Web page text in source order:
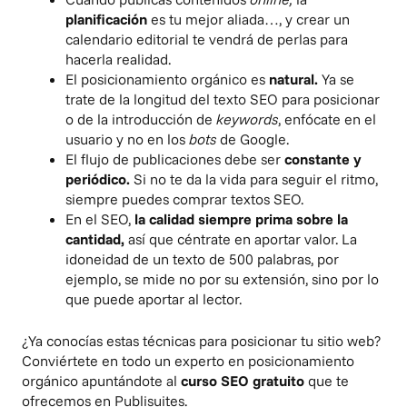
planificación es tu mejor aliada…, y crear un
calendario editorial te vendrá de perlas para
hacerla realidad.
El posicionamiento orgánico es natural. Ya se
trate de la longitud del texto SEO para posicionar
o de la introducción de keywords, enfócate en el
usuario y no en los bots de Google.
El flujo de publicaciones debe ser constante y
periódico. Si no te da la vida para seguir el ritmo,
siempre puedes comprar textos SEO.
En el SEO, la calidad siempre prima sobre la
cantidad, así que céntrate en aportar valor. La
idoneidad de un texto de 500 palabras, por
ejemplo, se mide no por su extensión, sino por lo
que puede aportar al lector.
¿Ya conocías estas técnicas para posicionar tu sitio web?
Conviértete en todo un experto en posicionamiento
orgánico apuntándote al curso SEO gratuito que te
ofrecemos en Publisuites.